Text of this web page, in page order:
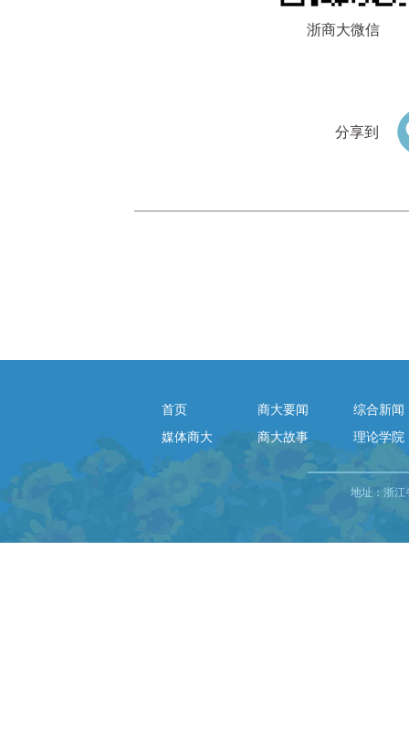
浙商大微信
分享到
首页 商大要闻
综合新闻
媒体商大
商大故事 理论学院
地址：浙